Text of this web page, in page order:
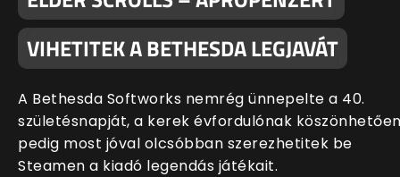
VIHETITEK A BETHESDA LEGJAVÁT
A Bethesda Softworks nemrég ünnepelte a 40.
születésnapját, a kerek évfordulónak
pedig most jóval olcsóbban szerezhetitek be
Steamen a kiadó legendás játékait.